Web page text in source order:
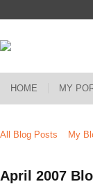
HOME MY
All Blog Posts My
April 2007